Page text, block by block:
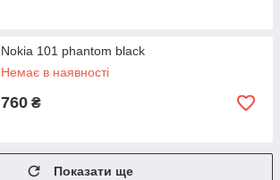
Nokia 101 phantom black
Немає в наявності
760 ₴
Показати ще